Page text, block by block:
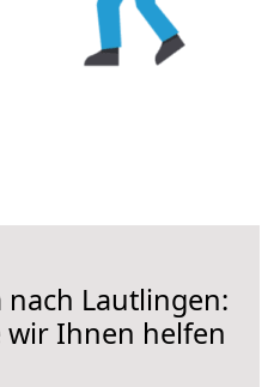
nach Lautlingen:
wir Ihnen helfen